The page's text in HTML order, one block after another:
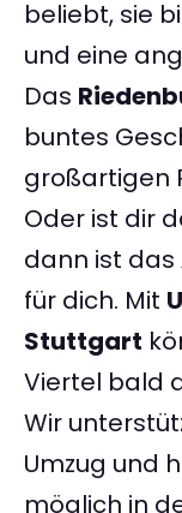
beliebt, sie
und eine
Das
buntes
großartigen
Oder ist dir
dann ist das
für dich. Mit
Stuttgart
Viertel bald
Wir
Umzug und
möglich in